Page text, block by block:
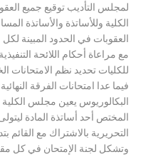
لمجلس التأديب توقيع جميع
الكلية وللأساتذة والأساتذة
العقوبات في الحدود المبينة لكل
مع مراعاة أحكام اللائحة
للكليات تحديد نظم الامتحانات
فيما عدا امتحانات الفرقة
البكالوريوس يعين مجلس
المختص أحد أساتذة المادة
التحريرية بالاشتراك مع القائم
وتشكل لجنة الإمتحان في كل